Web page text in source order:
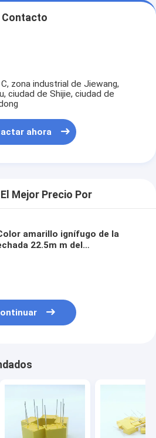
Contacto
zona industrial de Jiewang,
ciudad de Shijie, ciudad de
ahora
Mejor Precio Por
amarillo ignífugo de la
22.5m m del